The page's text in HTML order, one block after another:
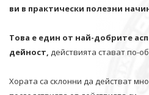
ви в практически полезни
Това е един от най-добрите
дейност, действията стават по-
Хората са склонни да действат